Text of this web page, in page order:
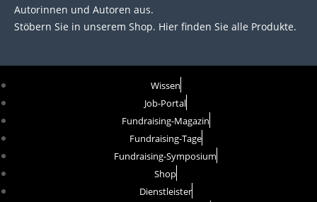
Autorinnen und Autoren aus.
Stöbern Sie in unserem Shop. Hier finden Sie alle Produkte.
Wissen
Job-Portal
Fundraising-Magazin
Fundraising-Tage
Fundraising-Symposium
Shop
Dienstleister